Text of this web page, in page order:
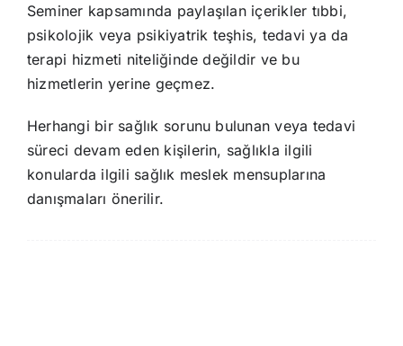
Seminer kapsamında paylaşılan içerikler tıbbi,
psikolojik veya psikiyatrik teşhis, tedavi ya da
terapi hizmeti niteliğinde değildir ve bu
hizmetlerin yerine geçmez.
Herhangi bir sağlık sorunu bulunan veya tedavi
süreci devam eden kişilerin, sağlıkla ilgili
konularda ilgili sağlık meslek mensuplarına
danışmaları önerilir.